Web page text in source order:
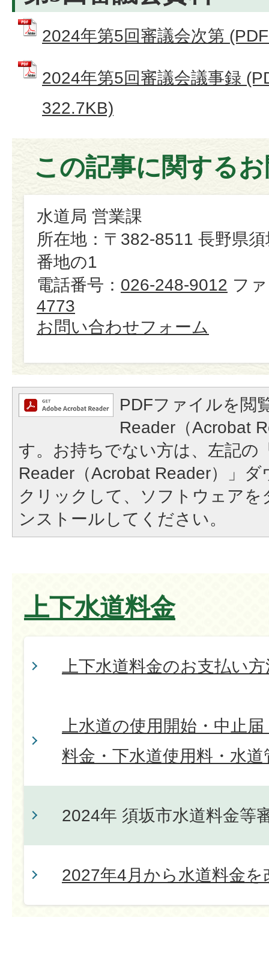
2024年第5回審議会次第
2024年第5回審議会議事録
322.7KB)
この記事に関する
水道局 営業課
所在地：〒382-8511 長野県
番地の1
電話番号： 026-248-9012 フ
4773
お問い合わせフォーム
PDFファイルを閲
Reader（Acrobat
す。お持ちでない方は、左記の
Reader（Acrobat Reader）」
クリックして、ソフトウェア
ンストールしてください。
上下水道料金
上下水道料金のお支払い
上水道の使用開始・中止
料金・下水道使用料・水
2024年 須坂市水道料金等
2027年4月から水道料金を